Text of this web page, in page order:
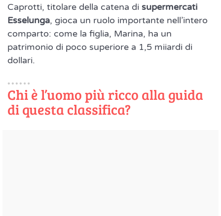
Caprotti, titolare della catena di supermercati
Esselunga, gioca un ruolo importante nell’intero
comparto: come la figlia, Marina, ha un
patrimonio di poco superiore a 1,5 miiardi di
dollari.
Chi è l’uomo più ricco alla guida
di questa classifica?